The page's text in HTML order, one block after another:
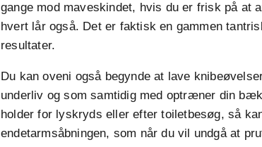
gange mod maveskindet, hvis du er frisk på at
hvert lår også. Det er faktisk en gammen
resultater.
Du kan oveni også begynde at lave
underliv og som samtidig med optræner din
holder for lyskryds eller efter toiletbesøg, så
endetarmsåbningen, som når du vil undgå at